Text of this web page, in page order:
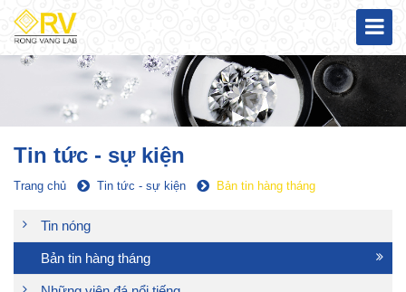
Tin tức - sự kiện
Trang chủ Tin tức - sự kiện Bản tin hàng tháng
Tin nóng
Bản tin hàng tháng